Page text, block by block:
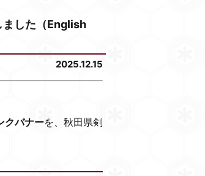
ました（English
2025.12.15
クバナーを、秋田県剣